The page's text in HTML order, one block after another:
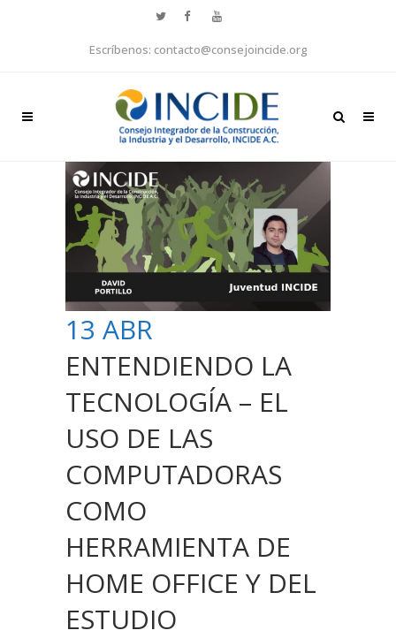
Escríbenos: contacto@consejoincide.org
13 ABR
ENTENDIENDO LA
TECNOLOGÍA – EL
USO DE LAS
COMPUTADORAS
COMO
HERRAMIENTA DE
HOME OFFICE Y DEL
ESTUDIO